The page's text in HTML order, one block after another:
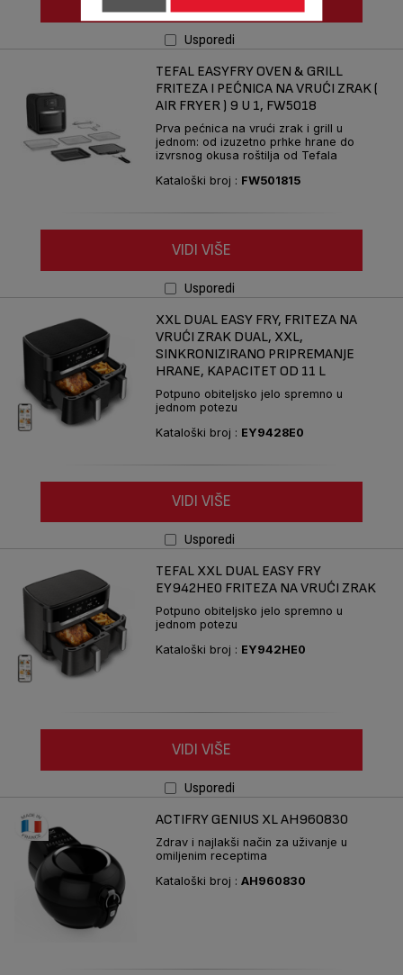
Usporedi
TEFAL EASYFRY OVEN & GRILL
FRITEZA I PEĆNICA NA VRUĆI ZRAK (
AIR FRYER ) 9 U 1, FW5018
Prva pećnica na vrući zrak i grill u
jednom: od izuzetno prhke hrane do
izvrsnog okusa roštilja od Tefala
Kataloški broj : FW501815
VIDI VIŠE
Usporedi
XXL DUAL EASY FRY, FRITEZA NA
VRUĆI ZRAK DUAL, XXL,
SINKRONIZIRANO PRIPREMANJE
HRANE, KAPACITET OD 11 L
Potpuno obiteljsko jelo spremno u
jednom potezu
Kataloški broj : EY9428E0
VIDI VIŠE
Usporedi
TEFAL XXL DUAL EASY FRY
EY942HE0 FRITEZA NA VRUĆI ZRAK
Potpuno obiteljsko jelo spremno u
jednom potezu
Kataloški broj : EY942HE0
VIDI VIŠE
Usporedi
ACTIFRY GENIUS XL AH960830
Zdrav i najlakši način za uživanje u
omiljenim receptima
Kataloški broj : AH960830